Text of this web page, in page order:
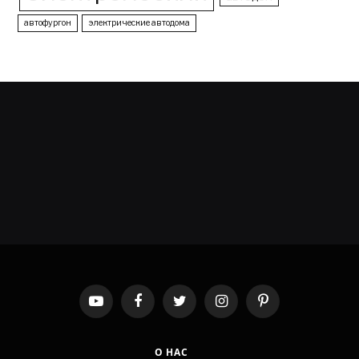
автофургон электрические автодома
YouTubeFacebookTwitter InstagramPinterest
О НАС